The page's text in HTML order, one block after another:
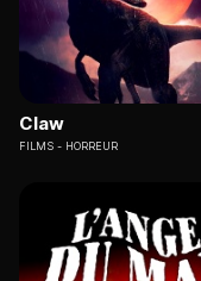
Claw
FILMS HORREUR